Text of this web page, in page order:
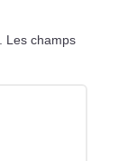
Les champs